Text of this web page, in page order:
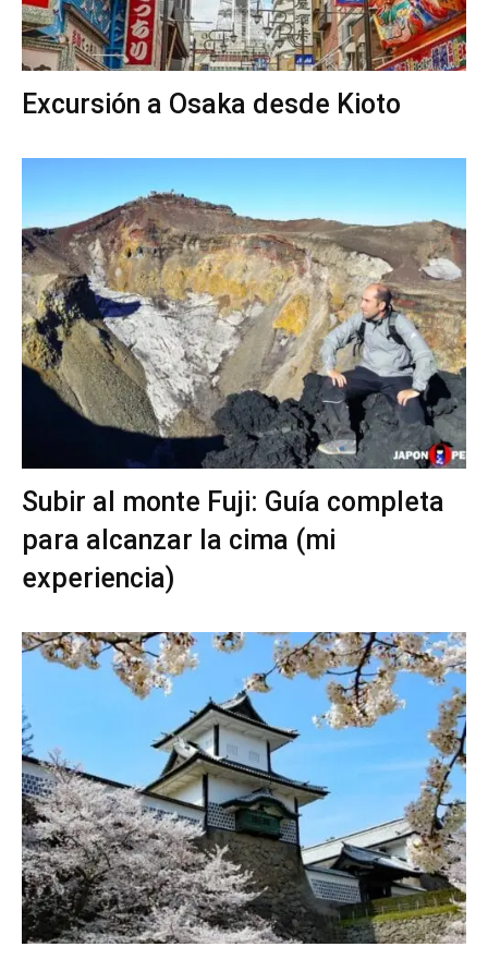
Excursión a Osaka desde Kioto
Subir al monte Fuji: Guía completa
para alcanzar la cima (mi
experiencia)